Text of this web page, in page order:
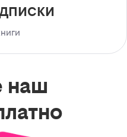
наш